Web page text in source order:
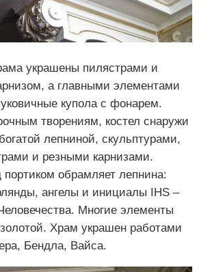
украшены пилястрами и
а главными элементами
купола с фонарем.
творениям, костел снаружи
лепниной, скульптурами,
и резными карнизами.
обрамляет лепнина:
ангелы и инициалы IHS –
Многие элементы
Храм украшен работами
Бендла, Вайса.